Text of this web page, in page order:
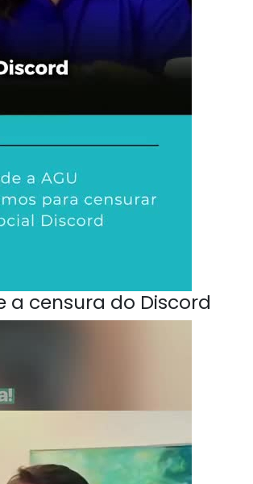
a censura do Discord